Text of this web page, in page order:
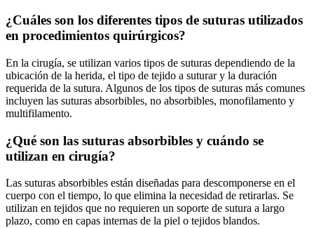
¿Cuáles son los diferentes tipos de suturas utilizados
en procedimientos quirúrgicos?
En la cirugía, se utilizan varios tipos de suturas dependiendo de la
ubicación de la herida, el tipo de tejido a suturar y la duración
requerida de la sutura. Algunos de los tipos de suturas más comunes
incluyen las suturas absorbibles, no absorbibles, monofilamento y
multifilamento.
¿Qué son las suturas absorbibles y cuándo se
utilizan en cirugía?
Las suturas absorbibles están diseñadas para descomponerse en el
cuerpo con el tiempo, lo que elimina la necesidad de retirarlas. Se
utilizan en tejidos que no requieren un soporte de sutura a largo
plazo, como en capas internas de la piel o tejidos blandos.